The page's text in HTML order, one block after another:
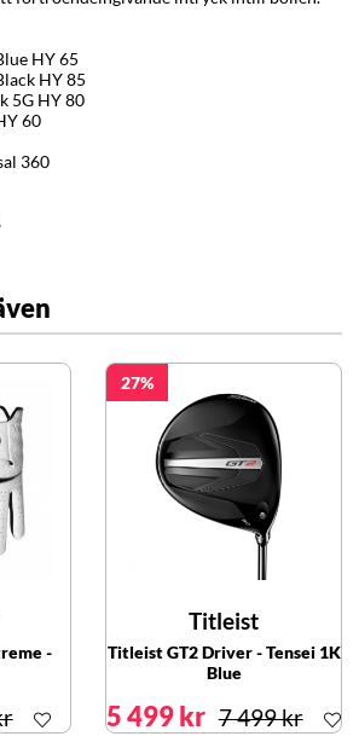
HY 65
HY 85
5G HY 80
60
360
-
27
Titleist
Titleist GT2 Driver - Tensei 1K
Blue
5 499 kr 7 499 kr